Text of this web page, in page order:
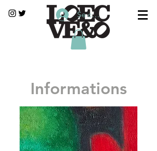
Se connecter
Informations